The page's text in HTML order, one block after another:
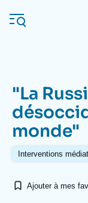
au
contenu
Navigation
principale
L'Ifri
À propos de l'Ifri
"La
monde"
Interventions
Ajouter à mes